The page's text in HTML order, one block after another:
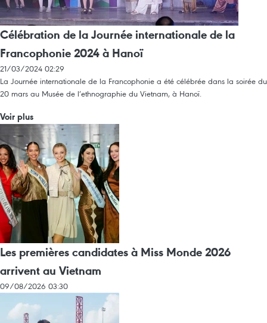
Célébration de la Journée internationale de la
Francophonie 2024 à Hanoï
21/03/2024 02:29
La Journée internationale de la Francophonie a été célébrée dans la soirée du
20 mars au Musée de l’ethnographie du Vietnam, à Hanoï.
Voir plus
Les premières candidates à Miss Monde 2026
arrivent au Vietnam
09/08/2026 03:30